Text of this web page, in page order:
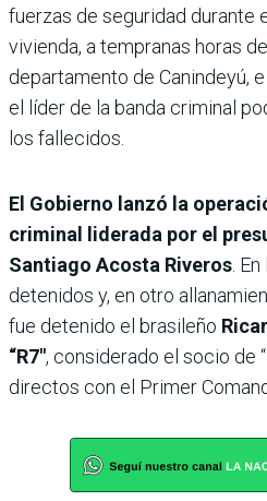
fuerzas de seguridad durante
vivienda, a tempranas horas
departamento de Canindeyú,
el líder de la banda criminal
los fallecidos.
El Gobierno lanzó la
criminal liderada por el
Santiago Acosta Riveros .
detenidos y, en otro
fue detenido el brasileño
“R7″, considerado el socio de
directos con el Primer